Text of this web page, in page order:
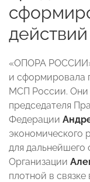
«ОПОРА РОССИИ»
и сформировала
МСП России. Они
председателя
Федерации
экономического
для
Организации
плотной в